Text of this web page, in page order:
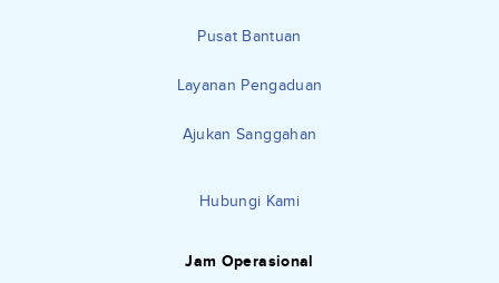
Pusat Bantuan
Layanan Pengaduan
Ajukan Sanggahan
Hubungi Kami
Jam Operasional